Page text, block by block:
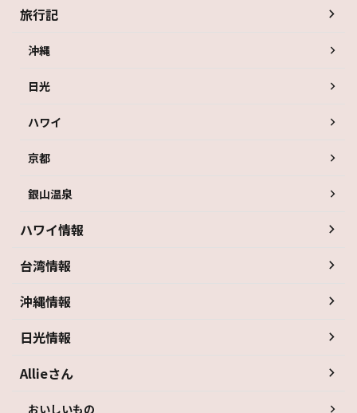
旅行記
沖縄
日光
ハワイ
京都
銀山温泉
ハワイ情報
台湾情報
沖縄情報
日光情報
Allieさん
おいしいもの